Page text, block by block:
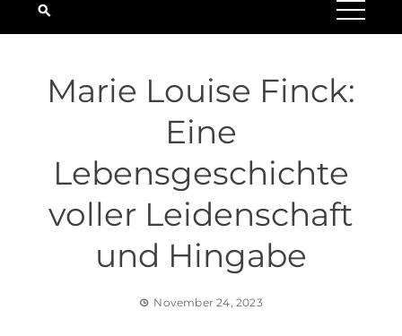
Marie Louise Finck:
Eine
Lebensgeschichte
voller Leidenschaft
und Hingabe
November 24, 2023